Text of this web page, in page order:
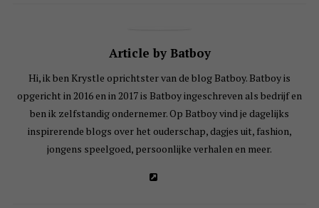
Article by Batboy
Hi, ik ben Krystle oprichtster van de blog Batboy. Batboy is
opgericht in 2016 en in 2017 is Batboy ingeschreven als bedrijf en
ben ik zelfstandig ondernemer. Op Batboy vind je dagelijks
inspirerende blogs over het ouderschap, dagjes uit, fashion,
jongens speelgoed, persoonlijke verhalen en meer.